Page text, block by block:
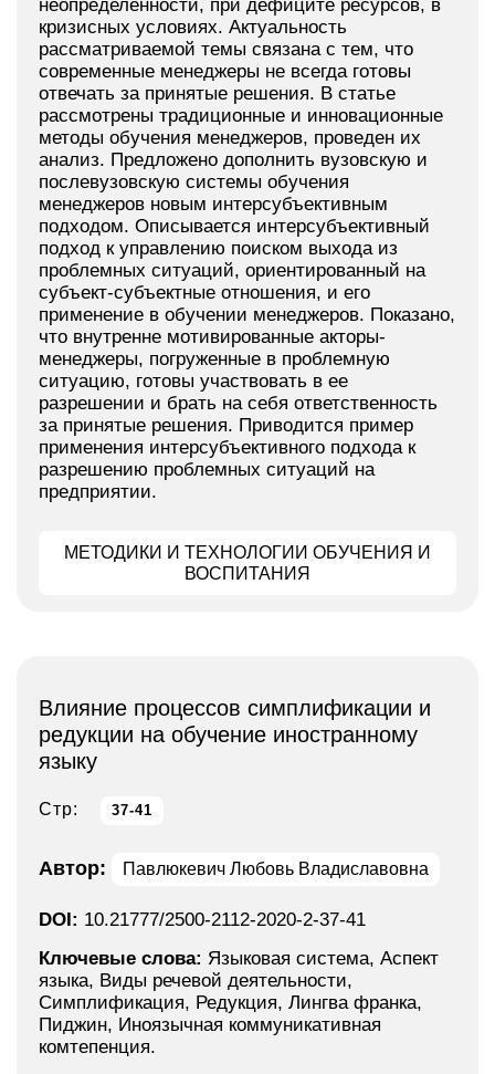
неопределенности, при дефиците ресурсов, в
кризисных условиях. Актуальность
рассматриваемой темы связана с тем, что
современные менеджеры не всегда готовы
отвечать за принятые решения. В статье
рассмотрены традиционные и инновационные
методы обучения менеджеров, проведен их
анализ. Предложено дополнить вузовскую и
послевузовскую системы обучения
менеджеров новым интерсубъективным
подходом. Описывается интерсубъективный
подход к управлению поиском выхода из
проблемных ситуаций, ориентированный на
субъект-субъектные отношения, и его
применение в обучении менеджеров. Показано,
что внутренне мотивированные акторы-
менеджеры, погруженные в проблемную
ситуацию, готовы участвовать в ее
разрешении и брать на себя ответственность
за принятые решения. Приводится пример
применения интерсубъективного подхода к
разрешению проблемных ситуаций на
предприятии.
МЕТОДИКИ И ТЕХНОЛОГИИ ОБУЧЕНИЯ И
ВОСПИТАНИЯ
Влияние процессов симплификации и
редукции на обучение иностранному
языку
Стр: 37-41
Автор: Павлюкевич Любовь Владиславовна
DOI: 10.21777/2500-2112-2020-2-37-41
Ключевые слова: Языковая система, Аспект
языка, Виды речевой деятельности,
Симплификация, Редукция, Лингва франка,
Пиджин, Иноязычная коммуникативная
комтепенция.